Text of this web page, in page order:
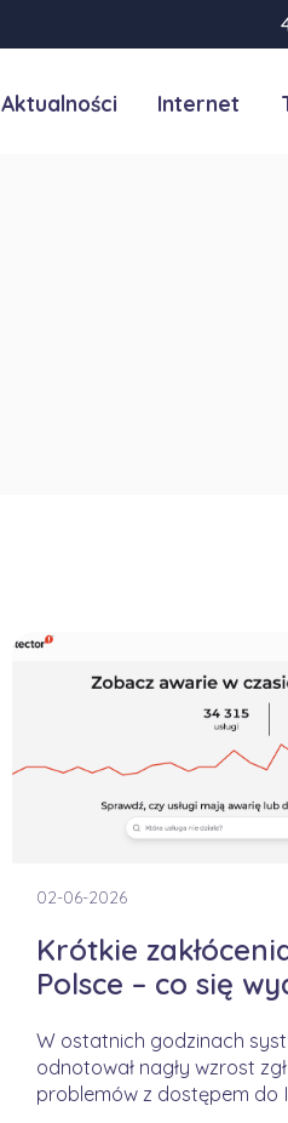
Aktualności Internet
02-06-2026
Krótkie
Polsce – co się
W ostatnich godzinach
odnotował nagły wzrost
problemów z dostępem do